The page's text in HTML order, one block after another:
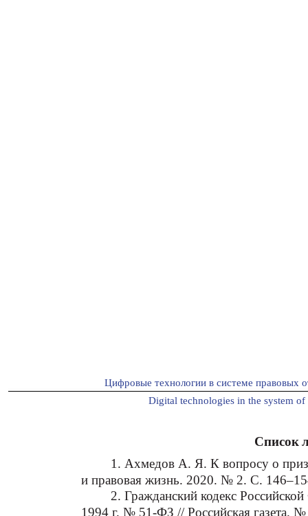
Цифровые технологии в системе правовых
Digital technologies in the system
Список
1. Ахмедов А. Я. К вопросу о
и правовая жизнь. 2020. № 2. С.
2. Гражданский кодекс
1994 г. № 51-ФЗ // Российская газета.